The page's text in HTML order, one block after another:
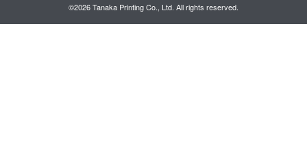
©2026 Tanaka Printing Co., Ltd. All rights reserved.